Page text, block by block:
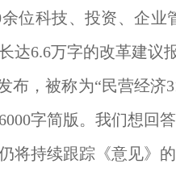
位科技、投资、企
达6.6万字的改革建议报
布，被称为“民营经
字简版。我们想回
将持续跟踪《意见》